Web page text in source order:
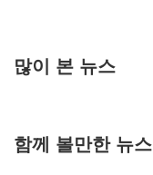
많이 본 뉴스
함께 볼만한 뉴스